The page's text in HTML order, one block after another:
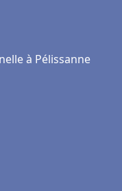
à Pélissanne